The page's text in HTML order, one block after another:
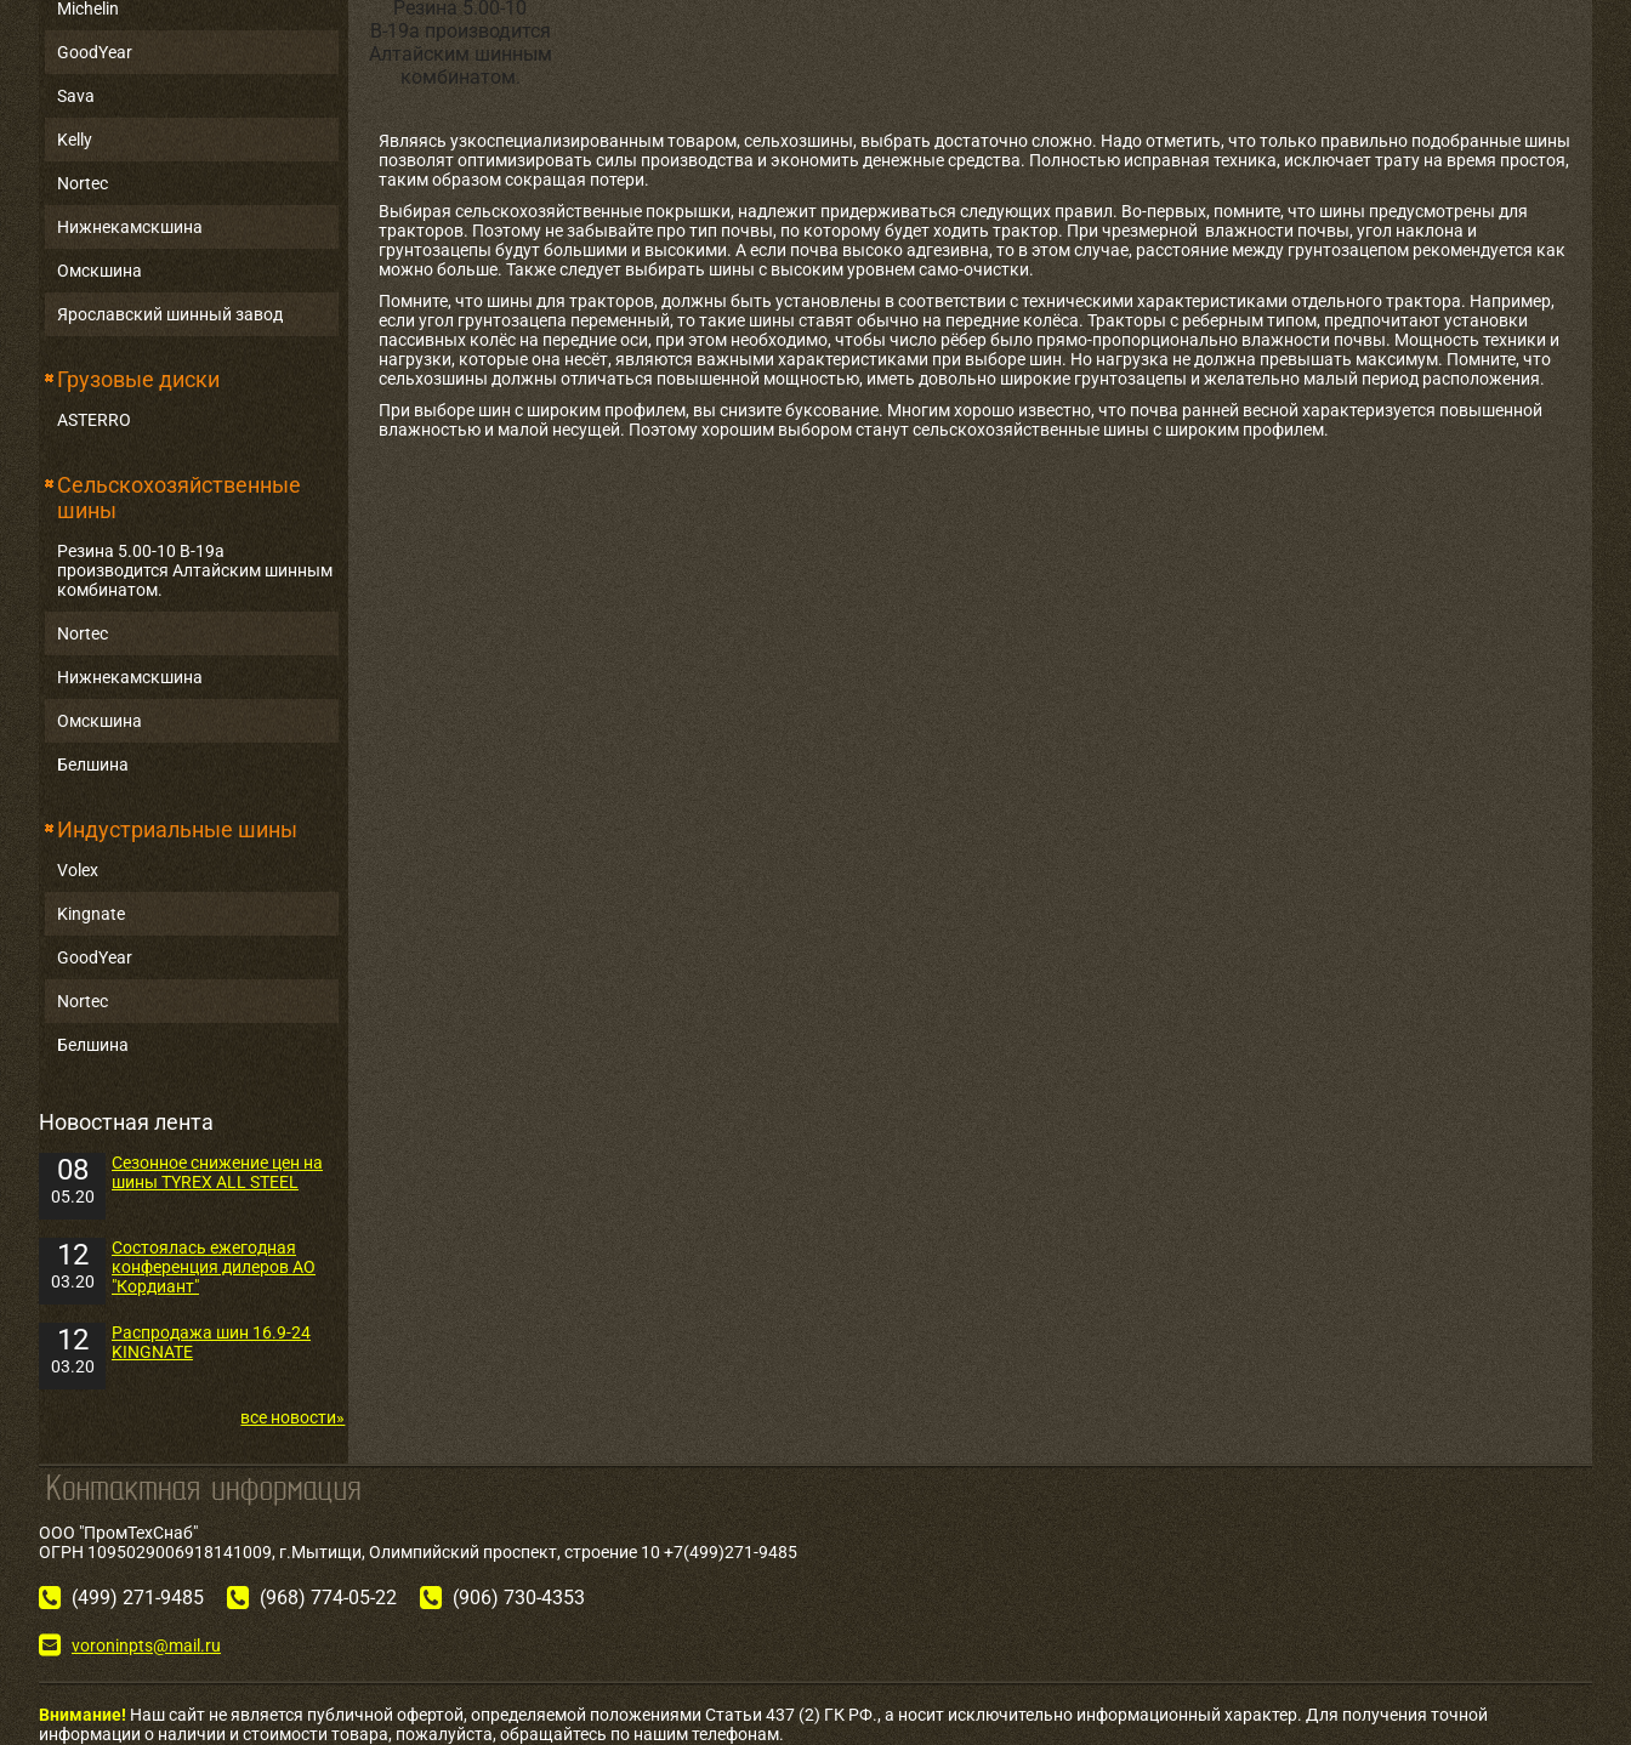
Michelin
GoodYear
Sava
Kelly
Nortec
Нижнекамскшина
Омскшина
Ярославский шинный завод
Грузовые диски
ASTERRO
Сельскохозяйственные
шины
Резина 5.00-10 В-19а
производится Алтайским шинным
комбинатом.
Nortec
Нижнекамскшина
Омскшина
Белшина
Индустриальные шины
Volex
Kingnate
GoodYear
Nortec
Белшина
Новостная лента
08
05.20
Сезонное снижение цен на
шины TYREX ALL STEEL
12
03.20
Состоялась ежегодная
конференция дилеров АО
"Кордиант"
12
03.20
Распродажа шин 16.9-24
KINGNATE
все новости»
Резина 5.00-10
В-19а производится
Алтайским шинным
комбинатом.
Являясь узкоспециализированным товаром, сельхозшины, выбрать достаточно сложно. Надо отметить, что только правильно подобранные шины
позволят оптимизировать силы производства и экономить денежные средства. Полностью исправная техника, исключает трату на время простоя,
таким образом сокращая потери.
Выбирая сельскохозяйственные покрышки, надлежит придерживаться следующих правил. Во-первых, помните, что шины предусмотрены для
тракторов. Поэтому не забывайте про тип почвы, по которому будет ходить трактор. При чрезмерной влажности почвы, угол наклона и
грунтозацепы будут большими и высокими. А если почва высоко адгезивна, то в этом случае, расстояние между грунтозацепом рекомендуется как
можно больше. Также следует выбирать шины с высоким уровнем само-очистки.
Помните, что шины для тракторов, должны быть установлены в соответствии с техническими характеристиками отдельного трактора. Например,
если угол грунтозацепа переменный, то такие шины ставят обычно на передние колёса. Тракторы с реберным типом, предпочитают установки
пассивных колёс на передние оси, при этом необходимо, чтобы число рёбер было прямо-пропорционально влажности почвы. Мощность техники и
нагрузки, которые она несёт, являются важными характеристиками при выборе шин. Но нагрузка не должна превышать максимум. Помните, что
сельхозшины должны отличаться повышенной мощностью, иметь довольно широкие грунтозацепы и желательно малый период расположения.
При выборе шин с широким профилем, вы снизите буксование. Многим хорошо известно, что почва ранней весной характеризуется повышенной
влажностью и малой несущей. Поэтому хорошим выбором станут сельскохозяйственные шины с широким профилем.
ООО "ПромТехСнаб"
ОГРН 1095029006918141009, г.Мытищи, Олимпийский проспект, строение 10 +7(499)271-9485
(499) 271-9485 (968) 774-05-22 (906) 730-4353
voroninpts@mail.ru
Внимание! Наш сайт не является публичной офертой, определяемой положениями Статьи 437 (2) ГК РФ., а носит исключительно информационный характер. Для получения точной
информации о наличии и стоимости товара, пожалуйста, обращайтесь по нашим телефонам.